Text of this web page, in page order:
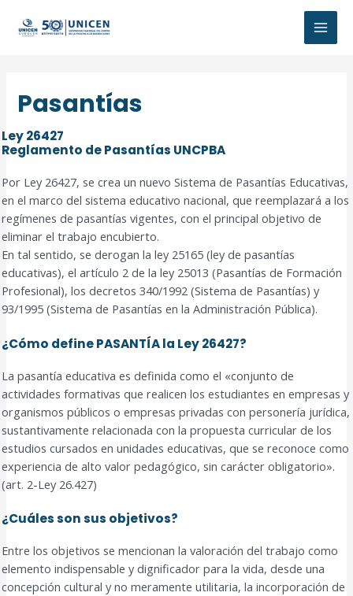
Pasantías
Ley 26427
Reglamento de Pasantías UNCPBA
Por Ley 26427, se crea un nuevo Sistema de Pasantías Educativas,
en el marco del sistema educativo nacional, que reemplazará a los
regímenes de pasantías vigentes, con el principal objetivo de
eliminar el trabajo encubierto.
En tal sentido, se derogan la ley 25165 (ley de pasantías
educativas), el artículo 2 de la ley 25013 (Pasantías de Formación
Profesional), los decretos 340/1992 (Sistema de Pasantías) y
93/1995 (Sistema de Pasantías en la Administración Pública).
¿Cómo define PASANTÍA la Ley 26427?
La pasantía educativa es definida como el «conjunto de
actividades formativas que realicen los estudiantes en empresas y
organismos públicos o empresas privadas con personería jurídica,
sustantivamente relacionada con la propuesta curricular de los
estudios cursados en unidades educativas, que se reconoce como
experiencia de alto valor pedagógico, sin carácter obligatorio».
(art. 2-Ley 26.427)
¿Cuáles son sus objetivos?
Entre los objetivos se mencionan la valoración del trabajo como
elemento indispensable y dignificador para la vida, desde una
concepción cultural y no meramente utilitaria, la incorporación de